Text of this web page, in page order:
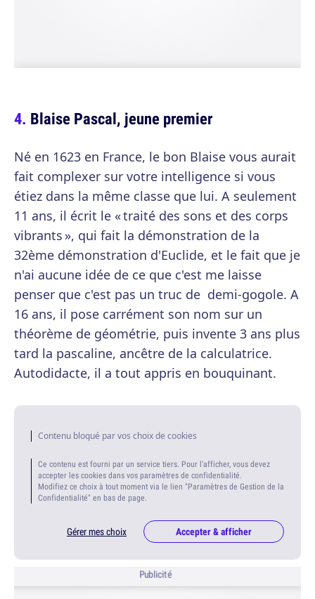
Blaise Pascal, jeune premier
Né en 1623 en France, le bon Blaise vous aurait
fait complexer sur votre intelligence si vous
étiez dans la même classe que lui. A seulement
11 ans, il écrit le « traité des sons et des corps
vibrants », qui fait la démonstration de la
32ème démonstration d'Euclide, et le fait que je
n'ai aucune idée de ce que c'est me laisse
penser que c'est pas un truc de demi-gogole. A
16 ans, il pose carrément son nom sur un
théorème de géométrie, puis invente 3 ans plus
tard la pascaline, ancêtre de la calculatrice.
Autodidacte, il a tout appris en bouquinant.
Contenu bloqué par vos choix de cookies
Ce contenu est fourni par un service tiers. Pour l'afficher, vous devez
accepter les cookies dans vos paramètres de confidentialité.
Modifiez ce choix à tout moment via le lien "Paramètres de Gestion de la
Confidentialité" en bas de page.
Gérer mes choix Accepter & afficher
Publicité